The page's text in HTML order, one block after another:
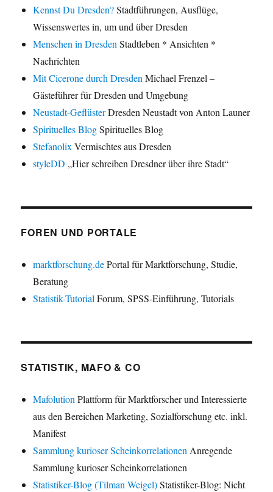
Kennst Du Dresden?Stadtführungen, Ausflüge,
Wissenswertes in, um und über Dresden
Menschen in Dresden Stadtleben * Ansichten *
Nachrichten
Mit Cicerone durch Dresden Michael Frenzel –
Gästeführer für Dresden und Umgebung
Neustadt-GeflüsterDresden Neustadt von Anton Launer
Spirituelles BlogSpirituelles Blog
Stefanolix Vermischtes aus Dresden
styleDD „Hier schreiben Dresdner über ihre Stadt“
FOREN UND PORTALE
marktforschung.dePortal für Marktforschung, Studie,
Beratung
Statistik-Tutorial Forum, SPSS-Einführung, Tutorials
STATISTIK, MAFO & CO
Mafolution Plattform für Marktforscher und Interessierte
aus den Bereichen Marketing, Sozialforschung etc. inkl.
Manifest
Sammlung kurioser Scheinkorrelationen Anregende
Sammlung kurioser Scheinkorrelationen
Statistiker-Blog (Tilman Weigel)Statistiker-Blog: Nicht